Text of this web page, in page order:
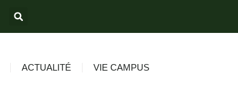
ACTUALITÉ VIE CAMPUS